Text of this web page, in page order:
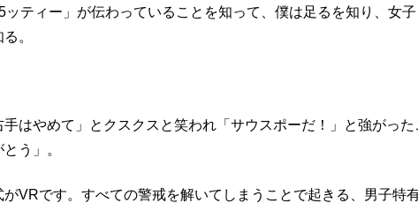
ティー」が伝わっていることを知って、僕は足るを知り、女子
。
はやめて」とクスクスと笑われ「サウスポーだ！」と強がった
う」。
VRです。すべての警戒を解いてしまうことで起きる、男子特